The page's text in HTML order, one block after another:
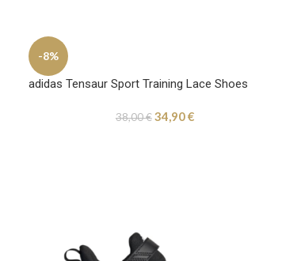
-8%
adidas Tensaur Sport Training Lace Shoes
38,00€34,90€